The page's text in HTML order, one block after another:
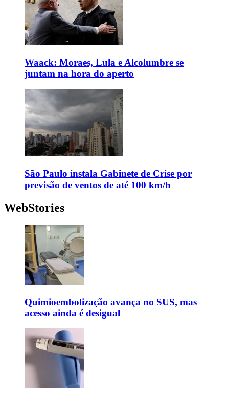
Waack: Moraes, Lula e Alcolumbre se
juntam na hora do aperto
São Paulo instala Gabinete de Crise por
previsão de ventos de até 100 km/h
WebStories
Quimioembolização avança no SUS, mas
acesso ainda é desigual